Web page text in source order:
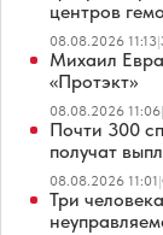
центров
08.08.2026 11:13|
Михаил
«Протэкт»
08.08.2026 11:06|
Почти 300
получат
08.08.2026 11:01|
Три